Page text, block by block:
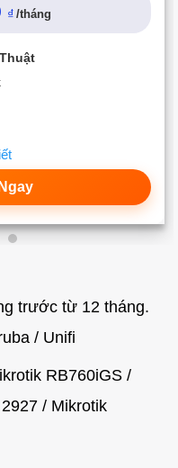
₫ /tháng
trước từ 12 tháng.
/ Unifi
RB760iGS /
/ Mikrotik